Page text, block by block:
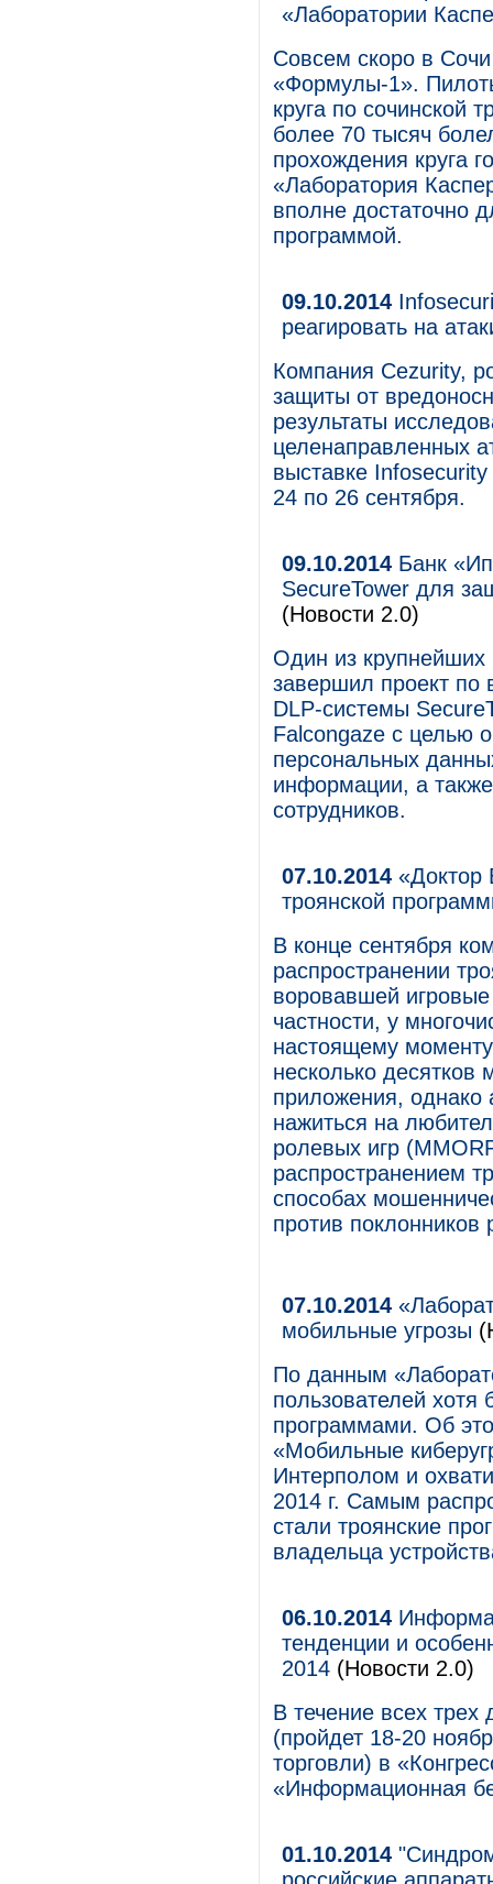
«Лаборатории
Совсем скоро в
«Формулы-1».
круга по сочинской
более 70 тысяч
прохождения круга
«Лаборатория
вполне достаточно
программой.
09.10.2014
реагировать на
Компания Cezurity,
защиты от
результаты
целенаправленных
выставке
24 по 26 сентября.
09.10.2014 Банк
SecureTower для
(Новости 2.0)
Один из крупнейших
завершил проект по
DLP-системы
Falcongaze с целью
персональных
информации, а
сотрудников.
07.10.2014 «Доктор
троянской
В конце сентября
распространении
воровавшей
частности, у
настоящему
несколько десятков
приложения,
нажиться на
ролевых игр
распространением
способах
против
07.10.2014
мобильные угрозы
По данным
пользователей хотя
программами. Об
«Мобильные
Интерполом и
2014 г. Самым
стали троянские
владельца
06.10.2014
тенденции и
2014 (Новости 2.0)
В течение всех
(пройдет 18-20
торговли) в
«Информационная
01.10.2014